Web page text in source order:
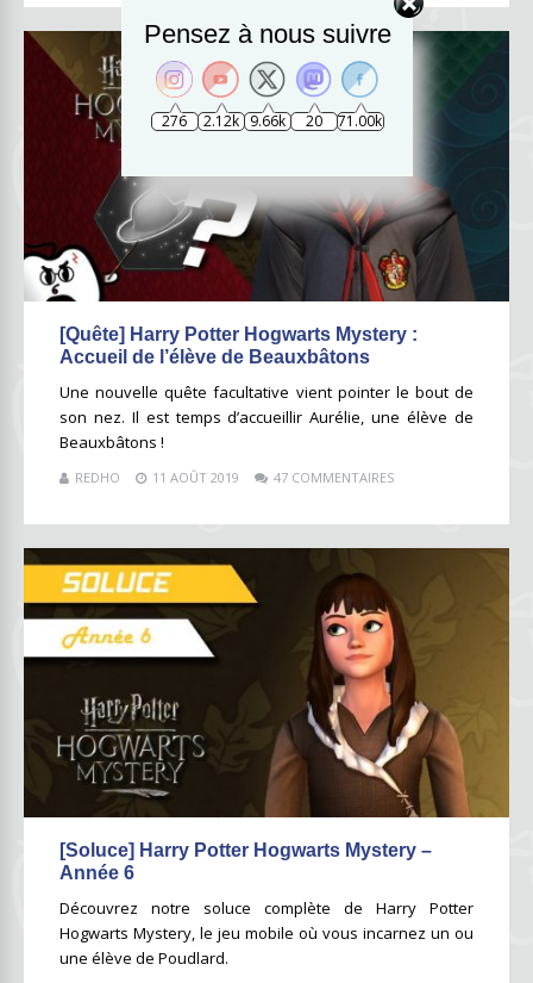
[Quête] Harry Potter Hogwarts Mystery :
Accueil de l’élève de Beauxbâtons
Une nouvelle quête facultative vient pointer le bout de
son nez. Il est temps d’accueillir Aurélie, une élève de
Beauxbâtons !
REDHO 11 AOÛT 2019 47 COMMENTAIRES
[Soluce] Harry Potter Hogwarts Mystery –
Année 6
Découvrez notre soluce complète de Harry Potter
Hogwarts Mystery, le jeu mobile où vous incarnez un ou
une élève de Poudlard.
Pensez à nous suivre
276 2.12k 9.66k 20 71.00k